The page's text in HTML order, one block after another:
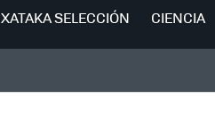
XATAKA SELECCIÓN CIENCIA